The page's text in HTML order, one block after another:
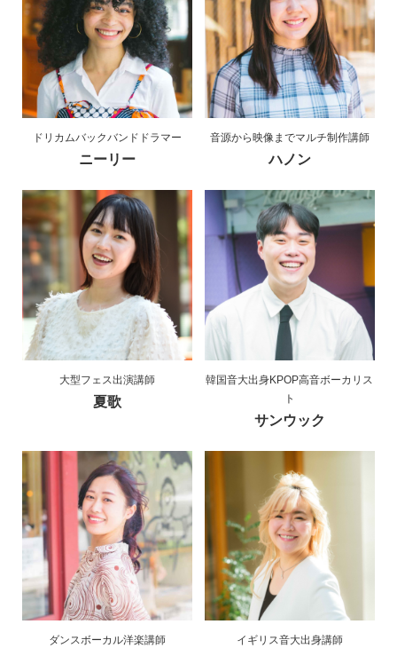
ドリカムバックバンドドラマー
ニーリー
音源から映像までマルチ制作講師
ハノン
大型フェス出演講師
夏歌
韓国音大出身KPOP高音ボーカリス
ト
サンウック
ダンスボーカル洋楽講師 イギリス音大出身講師